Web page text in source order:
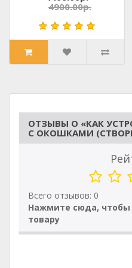
4900.00р.
ОТЗЫВЫ О «КАК
С ОКОШКАМИ
Всего отзывов: 0
Нажмите сюда, чтобы
товару